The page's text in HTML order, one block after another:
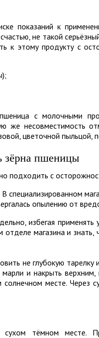
показаний к
не такой
к этому продукту с
с молочными
же несовместимость
цветочной пыльцой,
зёрна пшеницы
подходить с
специализированном
опылению от
избегая
магазина и
не глубокую
и накрыть верхним,
месте. Через
тёмном месте.